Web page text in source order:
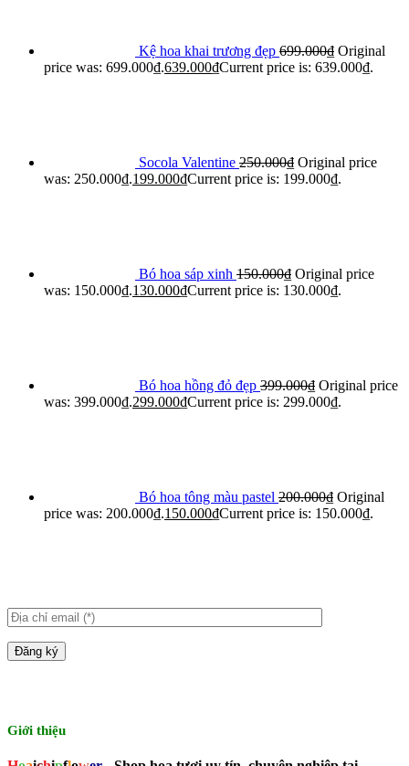
Kệ hoa khai trương đẹp 699.000₫ Original
price was: 699.000₫.639.000₫Current price is: 639.000₫.
Socola Valentine 250.000₫ Original price
was: 250.000₫.199.000₫Current price is: 199.000₫.
Bó hoa sáp xinh 150.000₫ Original price
was: 150.000₫.130.000₫Current price is: 130.000₫.
Bó hoa hồng đỏ đẹp 399.000₫ Original price
was: 399.000₫.299.000₫Current price is: 299.000₫.
Bó hoa tông màu pastel 200.000₫ Original
price was: 200.000₫.150.000₫Current price is: 150.000₫.
Giới thiệu